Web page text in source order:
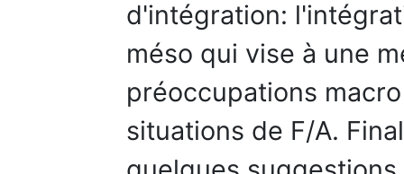
d'intégration:
méso qui vise à une
préoccupations
situations de F/A.